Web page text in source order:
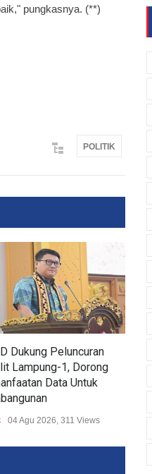
pungkasnya. (**)
POLITIK
Dukung Peluncuran
Lampung-1, Dorong
Data Untuk
04 Agu 2026, 311 Views